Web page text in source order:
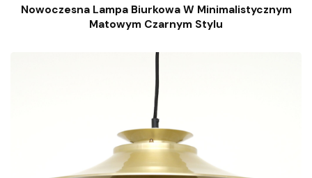
Nowoczesna Lampa Biurkowa W Minimalistycznym
Matowym Czarnym Stylu